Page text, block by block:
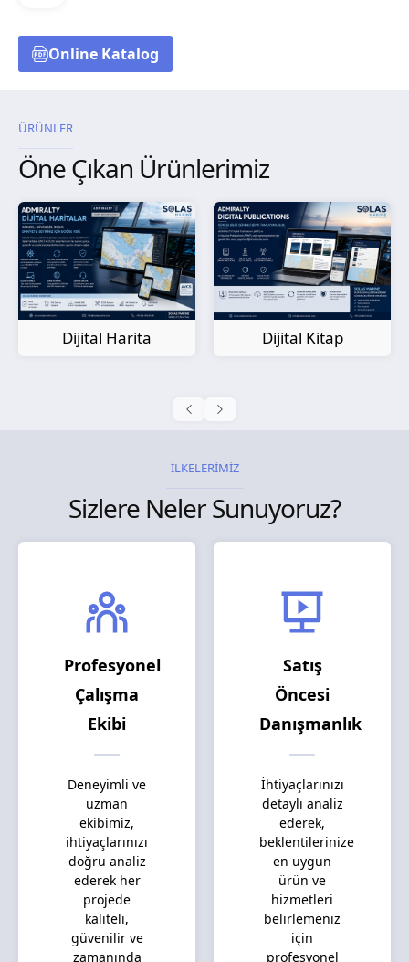
Online Katalog
ÜRÜNLER
Öne Çıkan Ürünlerimiz
Dijital Kitap
Kağıt Harita
İLKELERİMİZ
Sizlere Neler Sunuyoruz?
Profesyonel
Çalışma
Ekibi
Deneyimli ve
uzman
ekibimiz,
ihtiyaçlarınızı
doğru analiz
ederek her
projede
kaliteli,
güvenilir ve
zamanında
Satış
Öncesi
Danışmanlık
İhtiyaçlarınızı
detaylı analiz
ederek,
beklentilerinize
en uygun
ürün ve
hizmetleri
belirlemeniz
için
profesyonel